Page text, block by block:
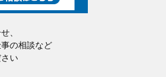
、
の相談など
い